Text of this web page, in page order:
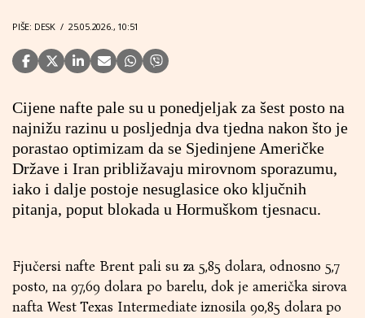
PIŠE: DESK / 25.05.2026., 10:51
Cijene nafte pale su u ponedjeljak za šest posto na
najnižu razinu u posljednja dva tjedna nakon što je
porastao optimizam da se Sjedinjene Američke
Države i Iran približavaju mirovnom sporazumu,
iako i dalje postoje nesuglasice oko ključnih
pitanja, poput blokada u Hormuškom tjesnacu.
Fjučersi nafte Brent pali su za 5,85 dolara, odnosno 5,7
posto, na 97,69 dolara po barelu, dok je američka sirova
nafta West Texas Intermediate iznosila 90,85 dolara po